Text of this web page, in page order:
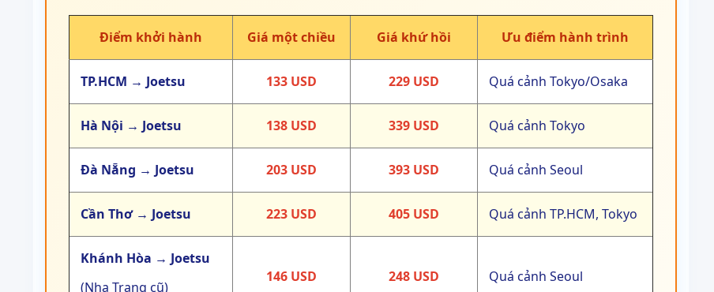
Điểm khởi hành Giá một chiều Giá khứ hồi Ưu điểm hành trình
TP.HCM → Joetsu 133 USD 229 USD Quá cảnh Tokyo/Osaka
Hà Nội → Joetsu 138 USD 339 USD Quá cảnh Tokyo
Đà Nẵng → Joetsu 203 USD 393 USD Quá cảnh Seoul
Cần Thơ → Joetsu 223 USD 405 USD Quá cảnh TP.HCM, Tokyo
Khánh Hòa → Joetsu
(Nha Trang cũ)
146 USD 248 USD Quá cảnh Seoul